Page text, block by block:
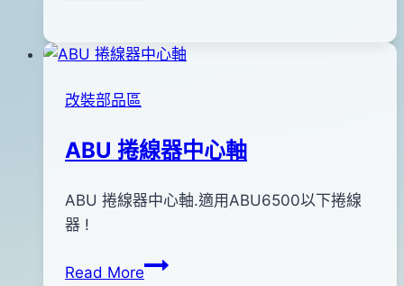
握
握
改裝部品區
ABU 捲線器中心軸
Byanna
2011
年
月
ABU 捲線器中心軸.適用ABU6500以下捲線
器 !
Read MoreABU